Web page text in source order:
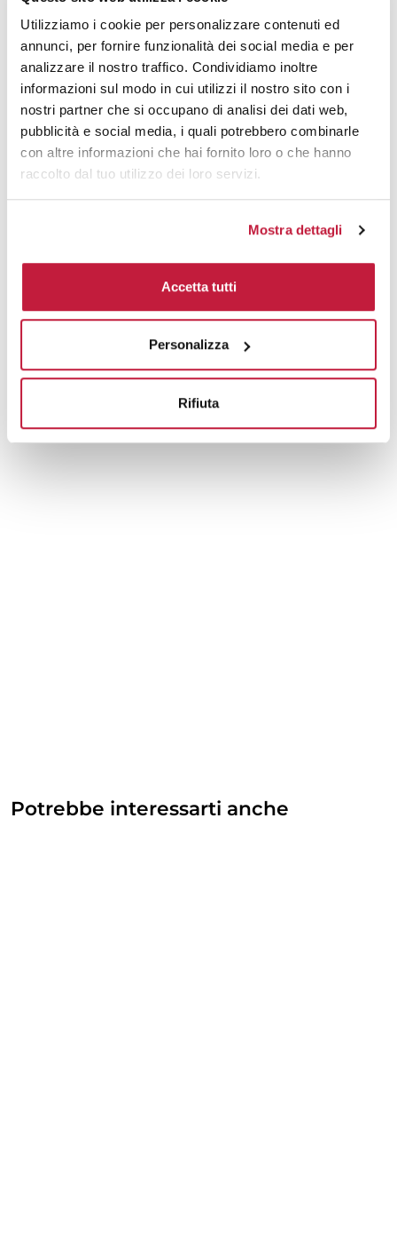
Utilizziamo i cookie per personalizzare contenuti ed
annunci, per fornire funzionalità dei social media e per
analizzare il nostro traffico. Condividiamo inoltre
informazioni sul modo in cui utilizzi il nostro sito con i
nostri partner che si occupano di analisi dei dati web,
pubblicità e social media, i quali potrebbero combinarle
con altre informazioni che hai fornito loro o che hanno
raccolto dal tuo utilizzo dei loro servizi.
Mostra dettagli
Accetta tutti
Personalizza
Rifiuta
Tecniche di stampa
Area di personalizzazione
Domande e risposte
Potrebbe interessarti anche